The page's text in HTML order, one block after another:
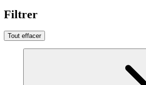
Filtrer
Tout effacer